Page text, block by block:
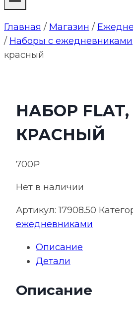
Главная / Магазин /
/ Наборы с ежедневниками
красный
НАБОР FLAT,
КРАСНЫЙ
700₽
Нет в наличии
Артикул:17908.50
ежедневниками
Описание
Детали
Описание